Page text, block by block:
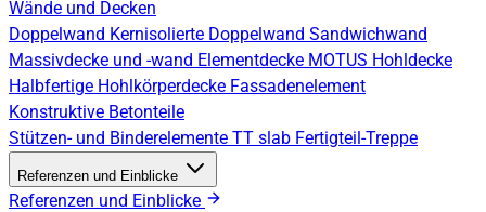
Wände und Decken
Doppelwand Kernisolierte Doppelwand Sandwichwand
Massivdecke und -wand Elementdecke MOTUS Hohldecke
Halbfertige Hohlkörperdecke Fassadenelement
Konstruktive Betonteile
Stützen- und Binderelemente TT slab Fertigteil-Treppe
Referenzen und Einblicke
Referenzen und Einblicke